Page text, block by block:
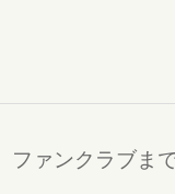
ァンクラブまで